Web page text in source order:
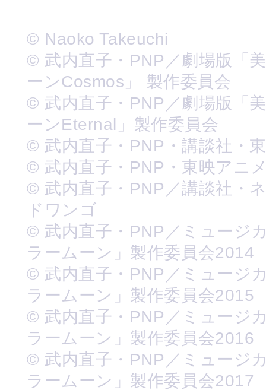
© Naoko Takeuchi
© 武内直子・PNP／劇場版「
ーンCosmos」 製作委員会
© 武内直子・PNP／劇場版「
ーンEternal」製作委員会
© 武内直子・PNP・講談社・
© 武内直子・PNP・東映アニ
© 武内直子・PNP／講談社・
ドワンゴ
© 武内直子・PNP／ミュージ
ラームーン」製作委員会2014
© 武内直子・PNP／ミュージ
ラームーン」製作委員会2015
© 武内直子・PNP／ミュージ
ラームーン」製作委員会2016
© 武内直子・PNP／ミュージ
ラームーン」製作委員会2017